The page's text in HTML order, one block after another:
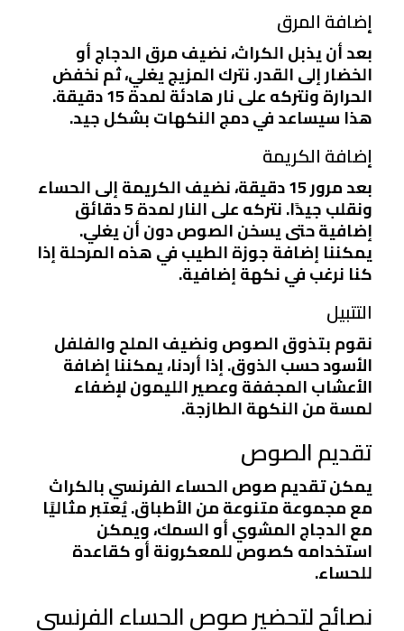
إضافة المرق
بعد أن يذبل الكراث، نضيف مرق الدجاج أو
الخضار إلى القدر. نترك المزيج يغلي، ثم نخفض
الحرارة ونتركه على نار هادئة لمدة 15 دقيقة.
هذا سيساعد في دمج النكهات بشكل جيد.
إضافة الكريمة
بعد مرور 15 دقيقة، نضيف الكريمة إلى الحساء
ونقلب جيدًا. نتركه على النار لمدة 5 دقائق
إضافية حتى يسخن الصوص دون أن يغلي.
يمكننا إضافة جوزة الطيب في هذه المرحلة إذا
كنا نرغب في نكهة إضافية.
التتبيل
نقوم بتذوق الصوص ونضيف الملح والفلفل
الأسود حسب الذوق. إذا أردنا، يمكننا إضافة
الأعشاب المجففة وعصير الليمون لإضفاء
لمسة من النكهة الطازجة.
تقديم الصوص
يمكن تقديم صوص الحساء الفرنسي بالكراث
مع مجموعة متنوعة من الأطباق. يُعتبر مثاليًا
مع الدجاج المشوي أو السمك، ويمكن
استخدامه كصوص للمعكرونة أو كقاعدة
للحساء.
نصائح لتحضير صوص الحساء الفرنسي